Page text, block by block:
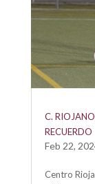
C.
RECUERDO
Feb 22,
Centro